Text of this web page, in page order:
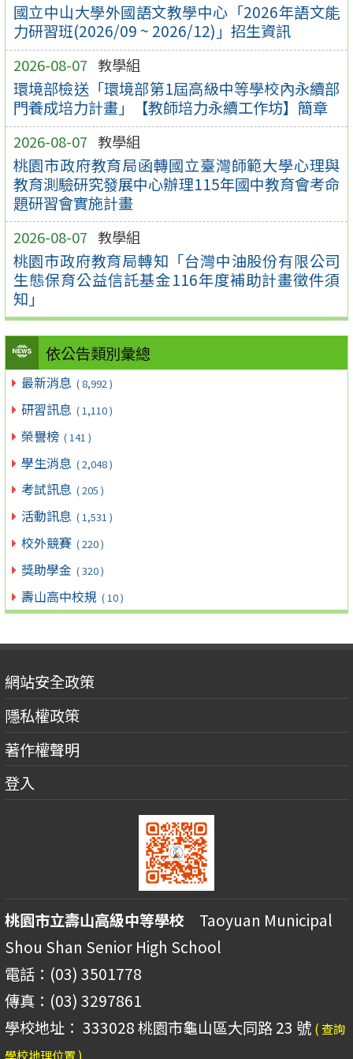
國立中山大學外國語文教學中心「2026年語文能
力研習班(2026/09 ~ 2026/12)」招生資訊
2026-08-07 教學組
環境部檢送「環境部第1屆高級中等學校內永續部
門養成培力計畫」【教師培力永續工作坊】簡章
2026-08-07 教學組
桃園市政府教育局函轉國立臺灣師範大學心理與
教育測驗研究發展中心辦理115年國中教育會考命
題研習會實施計畫
2026-08-07 教學組
桃園市政府教育局轉知「台灣中油股份有限公司
生態保育公益信託基金116年度補助計畫徵件須
知」
依公告類別彙總
最新消息 ( 8,992 )
研習訊息 ( 1,110 )
榮譽榜 ( 141 )
學生消息 ( 2,048 )
考試訊息 ( 205 )
活動訊息 ( 1,531 )
校外競賽 ( 220 )
獎助學金 ( 320 )
壽山高中校規 ( 10 )
網站安全政策
隱私權政策
著作權聲明
登入
桃園市立壽山高級中等學校 Taoyuan Municipal
Shou Shan Senior High School
電話：(03) 3501778
傳真：(03) 3297861
學校地址： 333028 桃園市龜山區大同路 23 號 ( 查詢
學校地理位置 )